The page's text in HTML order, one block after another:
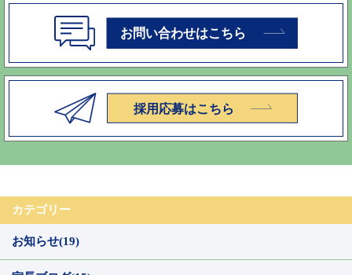
カテゴリー
お知らせ(19)